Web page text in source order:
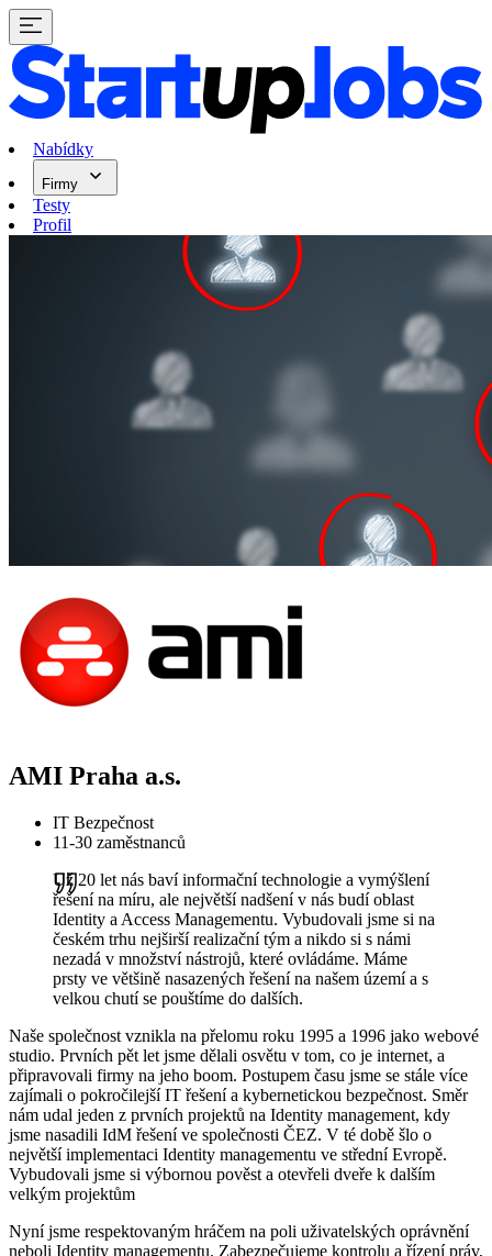
Nabídky
Firmy
Testy
Profil
AMI Praha a.s.
IT Bezpečnost
11-30 zaměstnanců
Už 20 let nás baví informační technologie a vymýšlení
řešení na míru, ale největší nadšení v nás budí oblast
Identity a Access Managementu. Vybudovali jsme si na
českém trhu nejširší realizační tým a nikdo si s námi
nezadá v množství nástrojů, které ovládáme. Máme
prsty ve většině nasazených řešení na našem území a s
velkou chutí se pouštíme do dalších.
Naše společnost vznikla na přelomu roku 1995 a 1996 jako webové
studio. Prvních pět let jsme dělali osvětu v tom, co je internet, a
připravovali firmy na jeho boom. Postupem času jsme se stále více
zajímali o pokročilejší IT řešení a kybernetickou bezpečnost. Směr
nám udal jeden z prvních projektů na Identity management, kdy
jsme nasadili IdM řešení ve společnosti ČEZ. V té době šlo o
největší implementaci Identity managementu ve střední Evropě.
Vybudovali jsme si výbornou pověst a otevřeli dveře k dalším
velkým projektům
Nyní jsme respektovaným hráčem na poli uživatelských oprávnění
neboli Identity managementu. Zabezpečujeme kontrolu a řízení práv,